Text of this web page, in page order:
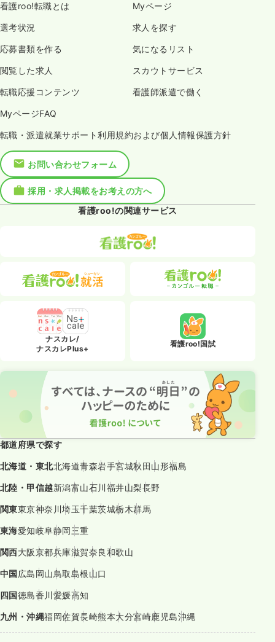
看護roo!転職とは Myページ
選考状況 求人を探す
応募書類を作る 気になるリスト
閲覧した求人 スカウトサービス
転職応援コンテンツ 看護師派遣で働く
MyページFAQ
転職・派遣就業サポート利用規約および個人情報保護方針
お問い合わせフォーム
採用・求人掲載をお考えの方へ
看護roo!の関連サービス
ナスカレ/
ナスカレPlus+
看護roo!国試
都道府県で探す
北海道・東北北海道青森岩手宮城秋田山形福島
北陸・甲信越新潟富山石川福井山梨長野
関東東京神奈川埼玉千葉茨城栃木群馬
東海愛知岐阜静岡三重
関西大阪京都兵庫滋賀奈良和歌山
中国広島岡山鳥取島根山口
四国徳島香川愛媛高知
九州・沖縄福岡佐賀長崎熊本大分宮崎鹿児島沖縄